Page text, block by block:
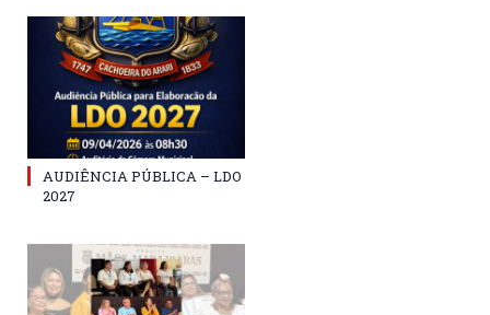
AUDIÊNCIA PÚBLICA – LDO
2027